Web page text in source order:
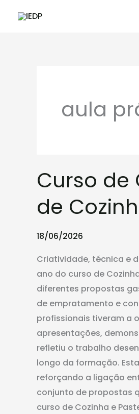
content
aula
Curso de
de
18/06/2026
Criatividade, técnica e
ano do curso de
diferentes propostas
de empratamento e
profissionais tiveram a
apresentações,
refletiu o trabalho
longo da formação.
reforçando a ligação
conjunto de propostas
curso de Cozinha e
de
Cozinha
e
em
de
Cozinha
Criativa